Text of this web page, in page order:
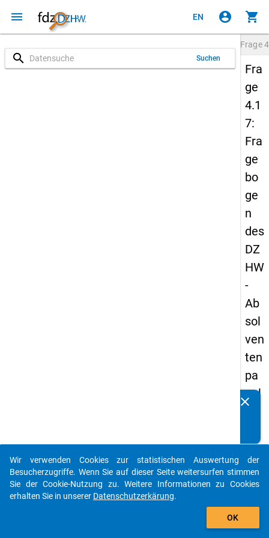
menu EN account_circle shopping_cart
search Suchen
Frage
Fra
ge
4.1
7:
Fra
ge
bo
ge
n
des
DZ
HW
-
Ab
sol
ven
ten
pa
nel
93
-
ers
clear
auto_stories
add_shopping_cart
Wir verwenden Cookies zur statistischen Auswertung der
Besucherzugriffe. Wenn Sie auf dieser Seite weitersurfen stimmen
Sie der Cookie-Nutzung zu. Weitere Informationen zu Cookies
erhalten Sie in unserer Datenschutzerkärung.
OK